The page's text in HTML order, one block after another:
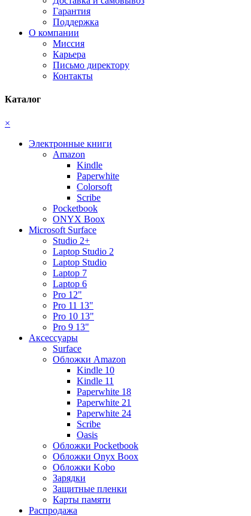
Гарантия
Поддержка
О компании
Миссия
Карьера
Письмо директору
Контакты
Каталог
×
Электронные книги
Amazon
Kindle
Paperwhite
Colorsoft
Scribe
Pocketbook
ONYX Boox
Microsoft Surface
Studio 2+
Laptop Studio 2
Laptop Studio
Laptop 7
Laptop 6
Pro 12"
Pro 11 13"
Pro 10 13"
Pro 9 13"
Аксессуары
Surface
Обложки Amazon
Kindle 10
Kindle 11
Paperwhite 18
Paperwhite 21
Paperwhite 24
Scribe
Oasis
Обложки Pocketbook
Обложки Onyx Boox
Обложки Kobo
Зарядки
Защитные пленки
Карты памяти
Распродажа